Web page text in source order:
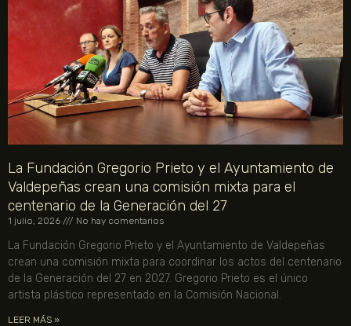
La Fundación Gregorio Prieto y el Ayuntamiento de
Valdepeñas crean una comisión mixta para el
centenario de la Generación del 27
1 julio, 2026 No hay comentarios
La Fundación Gregorio Prieto y el Ayuntamiento de Valdepeñas
crean una comisión mixta para coordinar los actos del centenario
de la Generación del 27 en 2027. Gregorio Prieto es el único
artista plástico representado en la Comisión Nacional.
LEER MÁS »